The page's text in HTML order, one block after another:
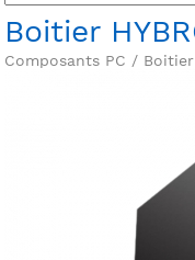
Boitier
Composants PC / Boitier